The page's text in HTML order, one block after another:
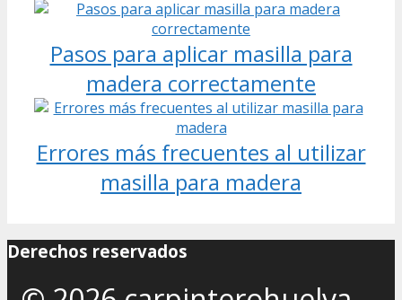
Pasos para aplicar masilla para
madera correctamente
Errores más frecuentes al utilizar
masilla para madera
Derechos reservados